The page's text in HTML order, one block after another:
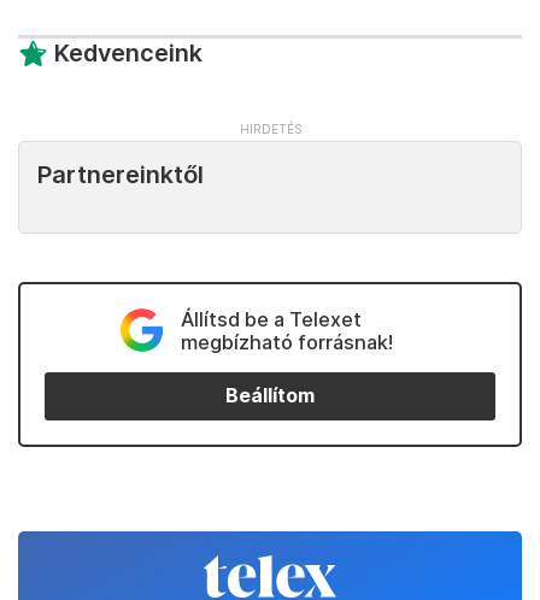
Kedvenceink
Partnereinktől
Állítsd be a Telexet
megbízható forrásnak!
Beállítom